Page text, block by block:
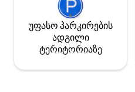
უფასო პარკირების
ადგილი
ტერიტორიაზე